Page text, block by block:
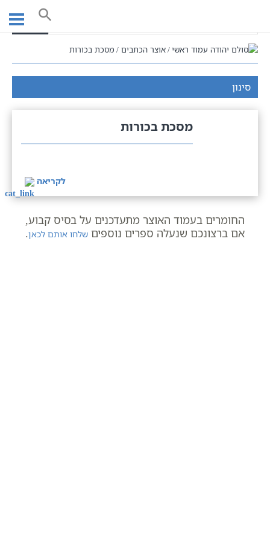
content
חיפוש
עמוד ראשי אוצר הכתבים מסכת בכורות
מסכת בכורות
לקריאה
החומרים בעמוד האוצר מתעדכנים על בסיס קבוע,
אם ברצונכם שנעלה ספרים נוספים שלחו אותם לכאן.
סינון